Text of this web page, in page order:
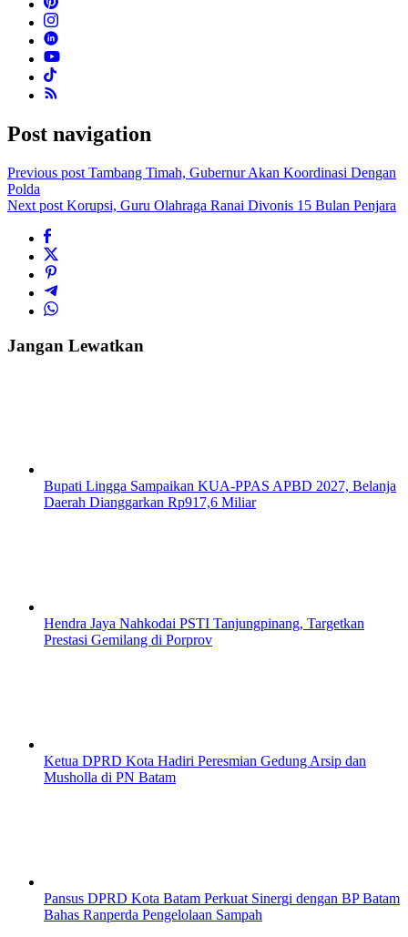
Post navigation
Previous post Tambang Timah, Gubernur Akan Koordinasi Dengan
Polda
Next post Korupsi, Guru Olahraga Ranai Divonis 15 Bulan Penjara
Jangan Lewatkan
Bupati Lingga Sampaikan KUA-PPAS APBD 2027, Belanja
Daerah Dianggarkan Rp917,6 Miliar
Hendra Jaya Nahkodai PSTI Tanjungpinang, Targetkan
Prestasi Gemilang di Porprov
Ketua DPRD Kota Hadiri Peresmian Gedung Arsip dan
Musholla di PN Batam
Pansus DPRD Kota Batam Perkuat Sinergi dengan BP Batam
Bahas Ranperda Pengelolaan Sampah